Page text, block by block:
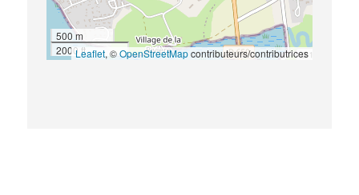
500 m
2000 ftLeaflet, ©OpenStreetMapcontributeurs/contributrices